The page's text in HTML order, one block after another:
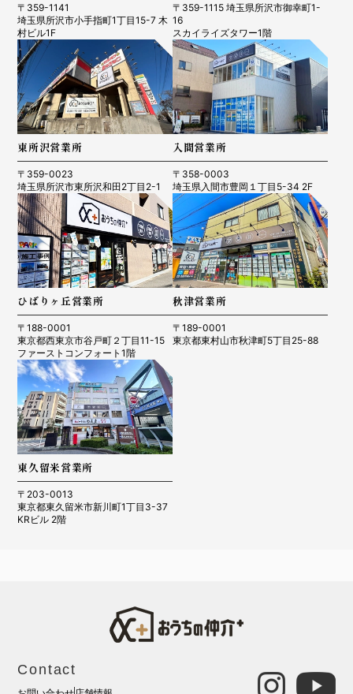
〒359-1141
埼玉県所沢市小手指町1丁目15-7 木
村ビル1F
〒359-1115 埼玉県所沢市御幸町1-
16
スカイライズタワー1階
東所沢営業所
〒359-0023
埼玉県所沢市東所沢和田2丁目2-1
入間営業所
〒358-0003
埼玉県入間市豊岡１丁目5-34 2F
ひばりヶ丘営業所
〒188-0001
東京都西東京市谷戸町２丁目11-15
ファーストコンフォート1階
秋津営業所
〒189-0001
東京都東村山市秋津町5丁目25-88
東久留米営業所
〒203-0013
東京都東久留米市新川町1丁目3-37
KRビル 2階
Contact